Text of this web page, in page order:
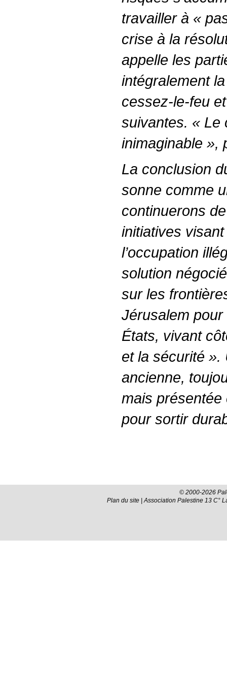
travailler à «
crise à la
appelle les
intégralement
cessez-le-feu
suivantes. « Le
inimaginable »,
La conclusion
sonne comme
continuerons
initiatives
l’occupation
solution
sur les
Jérusalem
États, vivant
et la sécurité ».
ancienne,
mais
pour sortir
© 2000-2026
Plan du site| Association Palestine 13 C°